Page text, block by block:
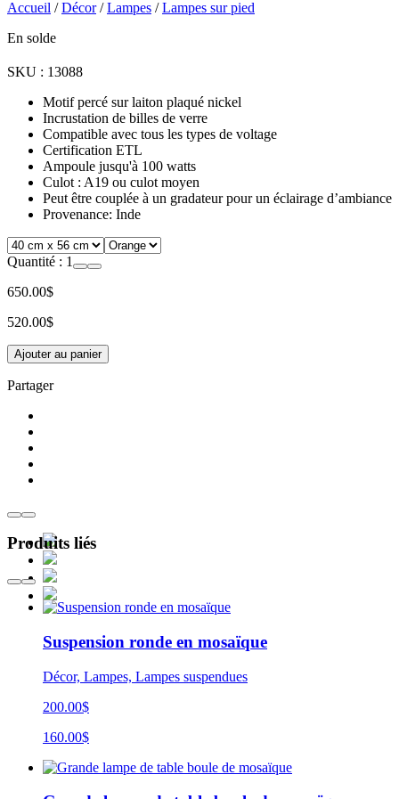
Accueil /Décor/Lampes /Lampes sur pied
En solde
SKU : 13088
Motif percé sur laiton plaqué nickel
Incrustation de billes de verre
Compatible avec tous les types de voltage
Certification ETL
Ampoule jusqu'à 100 watts
Culot : A19 ou culot moyen
Peut être couplée à un gradateur pour un éclairage d’ambiance
Provenance: Inde
Quantité : 1
650.00$
520.00$
Ajouter au panier
Partager
Produits liés
Suspension ronde en mosaïque
Décor, Lampes, Lampes suspendues
200.00$
160.00$